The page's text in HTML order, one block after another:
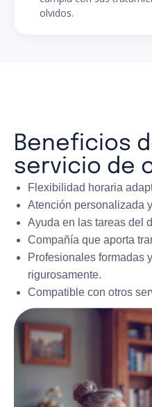
olvidos.
Beneficios
servicio de
Flexibilidad horaria
Atención personalizada
Ayuda en las tareas del
Compañía que aporta
Profesionales formadas
rigurosamente.
Compatible con otros